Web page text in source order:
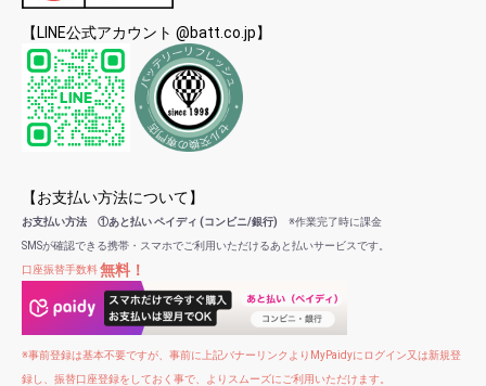
【LINE公式アカウント @batt.co.jp】
【お支払い方法について】
お支払い方法 ①あと払い ペイディ (コンビニ/銀行) ※作業完了時に課金
SMSが確認できる携帯・スマホでご利用いただけるあと払いサービスです。
口座振替手数料無料！
※事前登録は基本不要ですが、事前に上記バナーリンクよりMyPaidyにログイン又は新規登
録し、振替口座登録をしておく事で、よりスムーズにご利用いただけます。